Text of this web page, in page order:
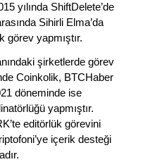
yılında ShiftDelete’de
Sihirli Elma’da
görev yapmıştır.
şirketlerde görev
Coinkolik, BTCHaber
döneminde ise
yapmıştır.
editörlük görevini
içerik desteği